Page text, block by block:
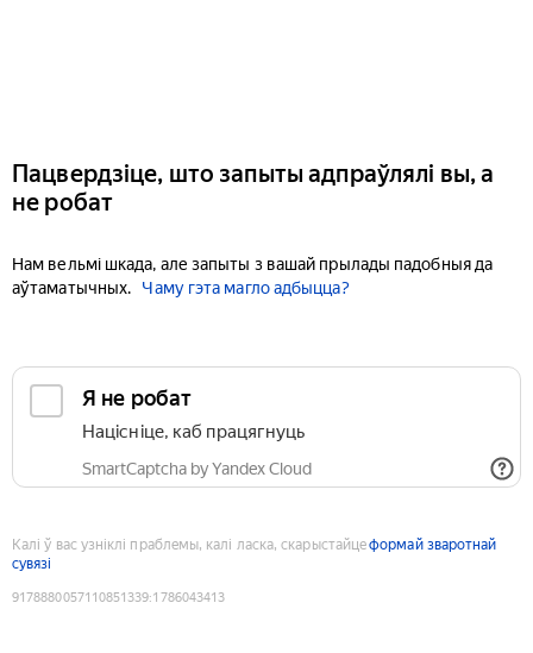
Пацвердзіце, што запыты адпраўлялі вы, а
не робат
Нам вельмі шкада, але запыты з вашай прылады падобныя да
аўтаматычных.
Чаму гэта магло адбыцца?
Я не робат
Націсніце, каб працягнуць
SmartCaptcha by Yandex Cloud
Калі ў вас узніклі праблемы, калі ласка, скарыстайцеформай зваротнай
сувязі
9178880057110851339:1786043413